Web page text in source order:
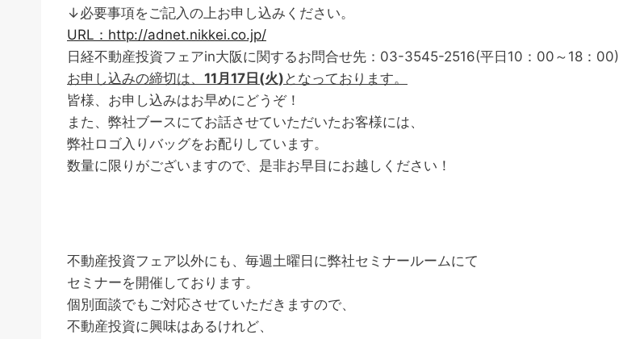
↓必要事項をご記入の上お申し込みください。
URL：http://adnet.nikkei.co.jp/
日経不動産投資フェアin大阪に関するお問合せ先：03-3545-2516(平日10：00～18：00)
お申し込みの締切は、 11月17日(火) となっております。
皆様、お申し込みはお早めにどうぞ！
また、弊社ブースにてお話させていただいたお客様には、
弊社ロゴ入りバッグをお配りしています。
数量に限りがございますので、是非お早目にお越しください！
不動産投資フェア以外にも、毎週土曜日に弊社セミナールームにて
セミナーを開催しております。
個別面談でもご対応させていただきますので、
不動産投資に興味はあるけれど、